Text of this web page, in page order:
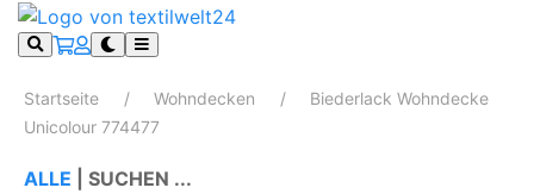
Startseite Wohndecken
Biederlack Wohndecke
Unicolour 774477
ALLE SUCHEN ...